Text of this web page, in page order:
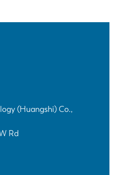
(Huangshi) Co.,
Rd